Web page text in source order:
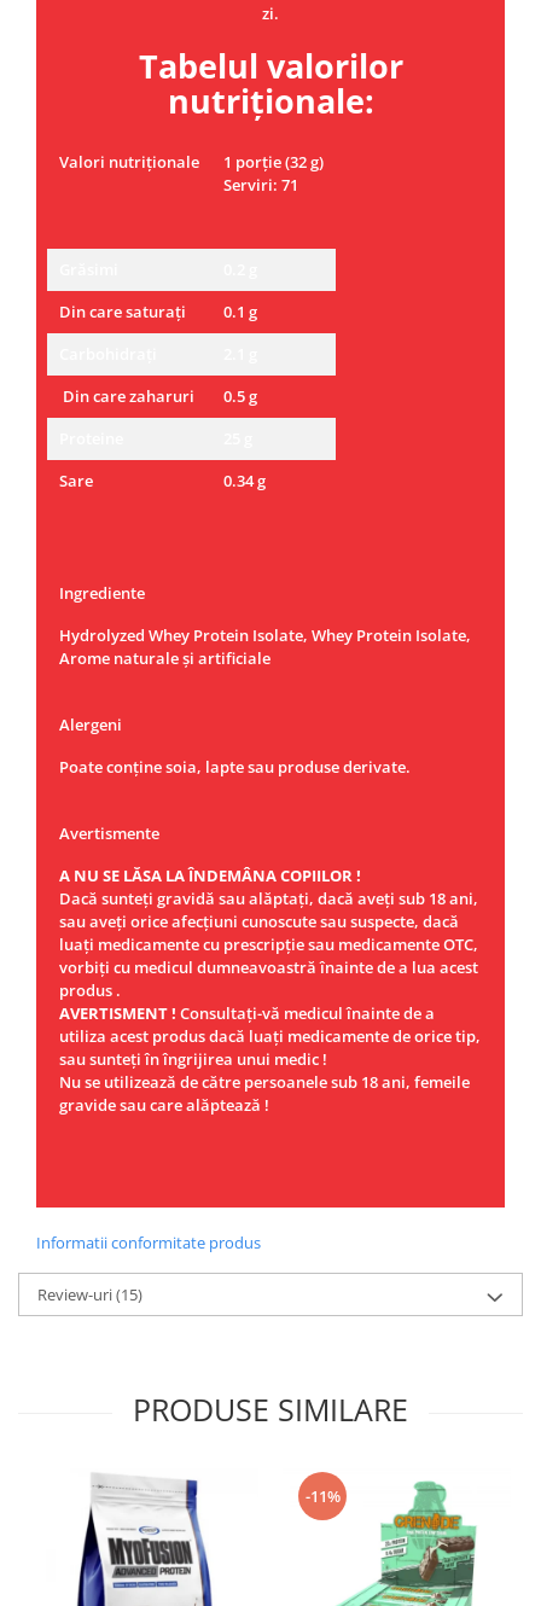
zi.
Tabelul valorilor
nutriționale:
Valori nutriționale
1 porție (32 g)
Serviri: 71
Din care saturați
0.1 g
Din care zaharuri
0.5 g
Sare
0.34 g
Ingrediente
Hydrolyzed Whey Protein Isolate, Whey Protein Isolate,
Arome naturale și artificiale
Alergeni
Poate conține soia, lapte sau produse derivate.
Avertismente
A NU SE LĂSA LA ÎNDEMÂNA COPIILOR !
Dacă sunteţi gravidă sau alăptaţi, dacă aveţi sub 18 ani,
sau aveţi orice afecţiuni cunoscute sau suspecte, dacă
luaţi medicamente cu prescripţie sau medicamente OTC,
vorbiţi cu medicul dumneavoastră înainte de a lua acest
produs .
AVERTISMENT ! Consultaţi-vă medicul înainte de a
utiliza acest produs dacă luaţi medicamente de orice tip,
sau sunteţi în îngrijirea unui medic !
Nu se utilizează de către persoanele sub 18 ani, femeile
gravide sau care alăptează !
Informatii conformitate produs
Review-uri(15)
PRODUSE SIMILARE
-11%